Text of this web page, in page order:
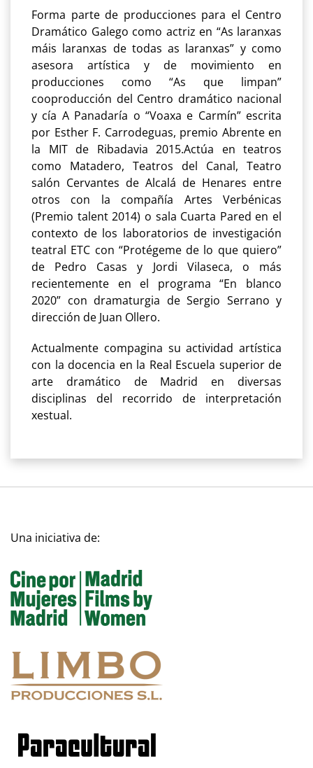
Forma parte de producciones para el Centro
Dramático Galego como actriz en “As laranxas
máis laranxas de todas as laranxas” y como
asesora artística y de movimiento en
producciones como “As que limpan”
cooproducción del Centro dramático nacional
y cía A Panadaría o “Voaxa e Carmín” escrita
por Esther F. Carrodeguas, premio Abrente en
la MIT de Ribadavia 2015.Actúa en teatros
como Matadero, Teatros del Canal, Teatro
salón Cervantes de Alcalá de Henares entre
otros con la compañía Artes Verbénicas
(Premio talent 2014) o sala Cuarta Pared en el
contexto de los laboratorios de investigación
teatral ETC con “Protégeme de lo que quiero”
de Pedro Casas y Jordi Vilaseca, o más
recientemente en el programa “En blanco
2020” con dramaturgia de Sergio Serrano y
dirección de Juan Ollero.
Actualmente compagina su actividad artística
con la docencia en la Real Escuela superior de
arte dramático de Madrid en diversas
disciplinas del recorrido de interpretación
xestual.
Una iniciativa de: